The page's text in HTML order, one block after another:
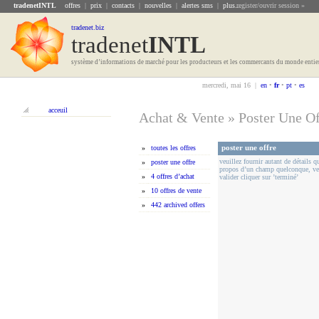
tradenetINTL offres | prix | contacts | nouvelles | alertes sms | plus...register/ouvrir session »
tradenet.biz
tradenetINTL
système d’informations de marché pour les producteurs et les commercants du monde
mercredi, mai 16 | en • fr • pt • es
acceuil Achat & Vente » Poster Une
»
toutes les offres
»
poster une offre
»
4 offres d’achat
»
10 offres de vente
»
442 archived offers
poster une offre
veuillez fournir autant de détails
propos d’un champ quelconque,
valider cliquer sur ’terminé’